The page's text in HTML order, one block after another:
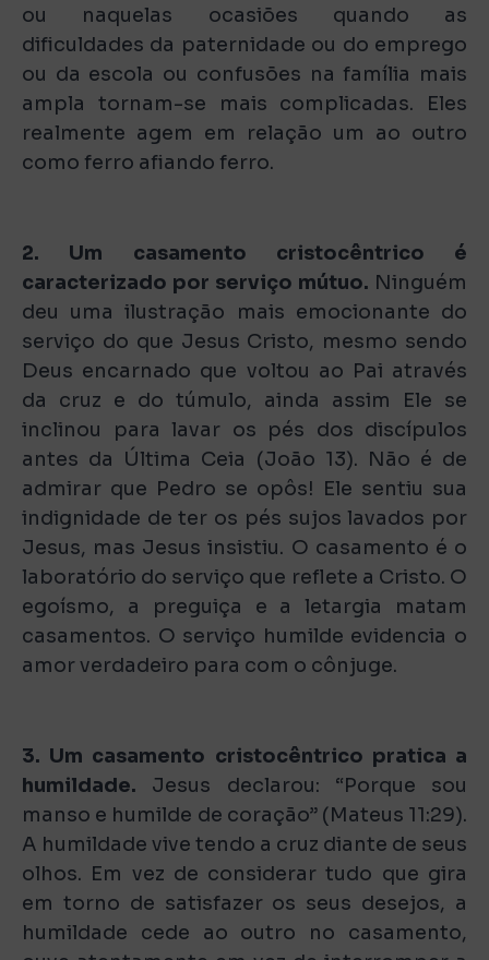
ou naquelas ocasiões quando as
dificuldades da paternidade ou do emprego
ou da escola ou confusões na família mais
ampla tornam-se mais complicadas. Eles
realmente agem em relação um ao outro
como ferro afiando ferro.
2. Um casamento cristocêntrico é
caracterizado por serviço mútuo. Ninguém
deu uma ilustração mais emocionante do
serviço do que Jesus Cristo, mesmo sendo
Deus encarnado que voltou ao Pai através
da cruz e do túmulo, ainda assim Ele se
inclinou para lavar os pés dos discípulos
antes da Última Ceia (João 13). Não é de
admirar que Pedro se opôs! Ele sentiu sua
indignidade de ter os pés sujos lavados por
Jesus, mas Jesus insistiu. O casamento é o
laboratório do serviço que reflete a Cristo. O
egoísmo, a preguiça e a letargia matam
casamentos. O serviço humilde evidencia o
amor verdadeiro para com o cônjuge.
3. Um casamento cristocêntrico pratica a
humildade. Jesus declarou: “Porque sou
manso e humilde de coração” (Mateus 11:29).
A humildade vive tendo a cruz diante de seus
olhos. Em vez de considerar tudo que gira
em torno de satisfazer os seus desejos, a
humildade cede ao outro no casamento,